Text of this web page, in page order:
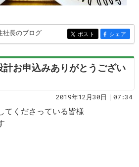
社長のブログ entry5508
ポスト entry5508
シェア
申込みありがとうござい
2019年12月30日｜07:34
てくださっている皆様